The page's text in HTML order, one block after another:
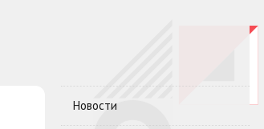
Новости